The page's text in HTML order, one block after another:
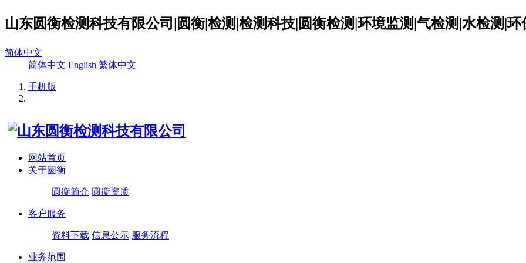
山东圆衡检测科技有限公司|圆衡|检测|检测科技|圆衡检测|环境监测|气检测|水检测|环
简体中文
简体中文 English 繁体中文
手机版
|
网站首页
关于圆衡
圆衡简介 圆衡资质
客户服务
资料下载 信息公示 服务流程
业务范围